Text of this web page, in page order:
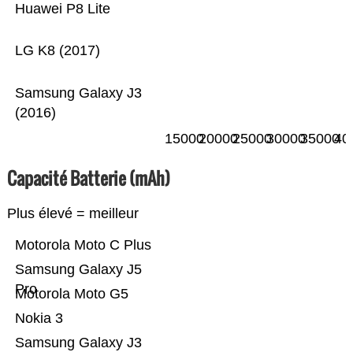
Samsung Galaxy J3
(2016)
LG K8 (2017)
Huawei P8 Lite
1500020000250003000035000
Capacité Batterie (mAh)
Plus élevé = meilleur
Samsung Galaxy J3
Nokia 3
Motorola Moto G5
Samsung Galaxy J5
Pro
Motorola Moto C Plus